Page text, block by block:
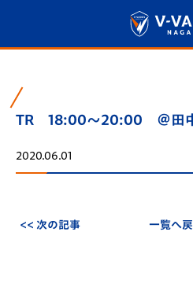
TR 18:00～20:00 ＠田中
2020.06.01
<< 次の記事 一覧へ